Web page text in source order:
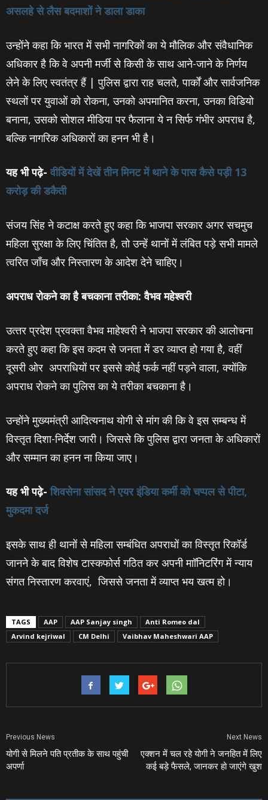
असलहे से लैस बदमाशों ने डाला डाका
उन्‍होंने कहा कि भारत में सभी नागरिकों का ये मौलिक और संवैधानिक
अधिकार है कि वे अपनी मर्जी से किसी के साथ आने-जाने के निर्णय
लेने के लिए स्वतंत्र हैं | पुलिस द्वारा राह चलते, पार्कों और सार्वजनिक
स्थलों पर युवाओं को रोकना, उनको अपमानित करना, उनका विडियो
बनाना, उसको सोशल मीडिया पर फैलाना ये न सिर्फ गंभीर अपराध है,
बल्कि नागरिक अधिकारों का हनन भी है।
यह भी पढ़े- वीडियों में देखें तीन मिनट में थाने के पास कैसे पड़ी 13
करोड़ की डकैती
संजय सिंह ने कटाक्ष करते हुए कहा कि भाजपा सरकार अगर सचमुच
महिला सुरक्षा के लिए चिंतित है, तो उन्हें थानों में लंबित पड़े सभी मामले
त्वरित जाँच और निस्तारण के आदेश देने चाहिए।
अपराध रोकने का है बचकाना तरीका: वैभव महेश्‍वरी
उत्‍तर प्रदेश प्रवक्ता वैभव माहेश्वरी ने भाजपा सरकार की आलोचना
करते हुए कहा कि इस कदम से जनता में डर व्याप्त हो गया है, वहीं
दूसरी ओर अपराधियों पर इससे कोई फर्क नहीं पड़ने वाला, क्योंकि
अपराध रोकने का पुलिस का ये तरीका बचकाना है।
उन्होंने मुख्यमंत्री आदित्‍यनाथ योगी से मांग की कि वे इस सम्बन्ध में
विस्तृत दिशा-निर्देश जारी। जिससे कि पुलिस द्वारा जनता के अधिकारों
और सम्मान का हनन ना किया जाए।
यह भी पढ़े- शिवसेना सांसद ने एयर इंडिया कर्मी को चप्‍पल से पीटा,
मुकदमा दर्ज
इसके साथ ही थानों से महिला सम्बंधित अपराधों का विस्तृत रिकॉर्ड
जानने के बाद विशेष टास्कफोर्स गठित कर अपनी माॉनिटरिंग में न्याय
संगत निस्तारण करवाएं, जिससे जनता में व्याप्त भय खत्‍म हो।
TAGS AAP AAP Sanjay singh
Anti Romeo dal
Arvind kejriwal
CM Delhi Vaibhav Maheshwari AAP
Previous News
योगी से मिलने पति प्रतीक के साथ पहुंची
अपर्णा
Next News
एक्‍शन में चल रहे योगी ने जनहित में लिए
कई बड़े फैसले, जानकर हो जाएंगे खुश